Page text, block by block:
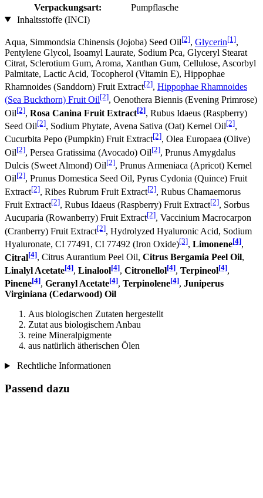
Verpackungsart:
Pumpflasche
Inhaltsstoffe (INCI)
Aqua, Simmondsia Chinensis (Jojoba) Seed Oil[2], Glycerin[1],
Pentylene Glycol, Isoamyl Laurate, Sodium Pca, Glyceryl Stearat
Citrat, Sclerotium Gum, Aroma, Xanthan Gum, Cellulose, Ascorbyl
Palmitate, Lactic Acid, Tocopherol (Vitamin E), Hippophae
Rhamnoides (Sanddorn) Fruit Extract[2], Hippophae Rhamnoides
(Sea Buckthorn) Fruit Oil[2], Oenothera Biennis (Evening Primrose)
Oil[2], Rosa Canina Fruit Extract[2], Rubus Idaeus (Raspberry)
Seed Oil[2], Sodium Phytate, Avena Sativa (Oat) Kernel Oil[2],
Cucurbita Pepo (Pumpkin) Fruit Extract[2], Olea Europaea (Olive)
Oil[2], Persea Gratissima (Avocado) Oil[2], Prunus Amygdalus
Dulcis (Sweet Almond) Oil[2], Prunus Armeniaca (Apricot) Kernel
Oil[2], Prunus Domestica Seed Oil, Pyrus Cydonia (Quince) Fruit
Extract[2], Ribes Rubrum Fruit Extract[2], Rubus Chamaemorus
Fruit Extract[2], Rubus Idaeus (Raspberry) Fruit Extract[2], Sorbus
Aucuparia (Rowanberry) Fruit Extract[2], Vaccinium Macrocarpon
(Cranberry) Fruit Extract[2], Hydrolyzed Hyaluronic Acid, Sodium
Hyaluronate, CI 77491, CI 77492 (Iron Oxide)[3], Limonene[4],
Citral[4], Citrus Aurantium Peel Oil, Citrus Bergamia Peel Oil,
Linalyl Acetate[4], Linalool[4], Citronellol[4], Terpineol[4],
Pinene[4], Geranyl Acetate[4], Terpinolene[4], Juniperus
Virginiana (Cedarwood) Oil
Aus biologischen Zutaten hergestellt
Zutat aus biologischem Anbau
reine Mineralpigmente
aus natürlich ätherischen Ölen
Rechtliche Informationen
Passend dazu